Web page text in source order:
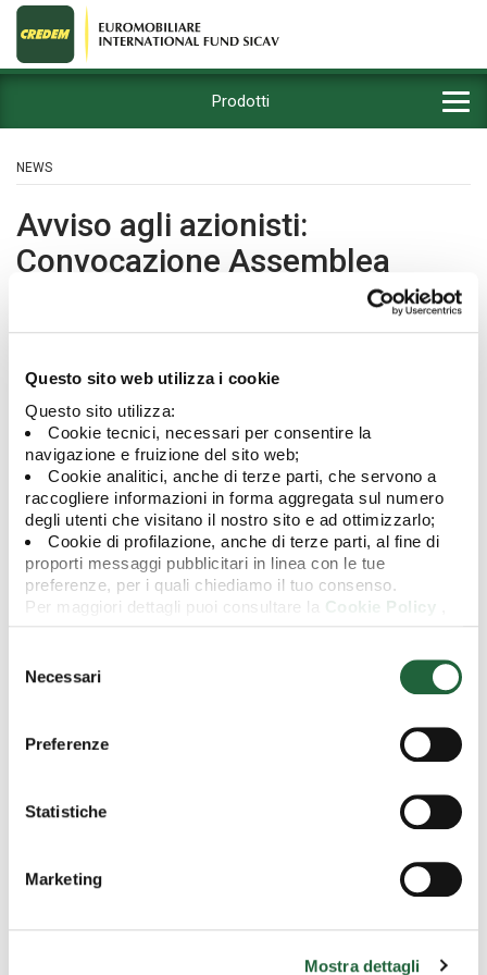
Questo sito web utilizza i cookie
Questo sito utilizza:
Cookie tecnici, necessari per consentire la
navigazione e fruizione del sito web;
Cookie analitici, anche di terze parti, che servono a
raccogliere informazioni in forma aggregata sul numero
degli utenti che visitano il nostro sito e ad ottimizzarlo;
Cookie di profilazione, anche di terze parti, al fine di
proporti messaggi pubblicitari in linea con le tue
preferenze, per i quali chiediamo il tuo consenso.
Per maggiori dettagli puoi consultare la Cookie Policy
"Rifiuta".
delNecessari
Preferenze
Statistiche
Marketing
Mostra dettagli
Prodotti
NEWS
Avviso agli azionisti:
Convocazione Assemblea
I Signori Azionisti sono invitati a partecipare alla ASSEMBLEA
GENERALE ORDINARIA (l’Assemblea) che si terrà il 28 aprile 2025
Avviso agli azionisti: Assemblea generale ordinaria
Ultime news